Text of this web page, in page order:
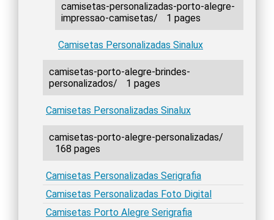
camisetas-personalizadas-porto-alegre-
impressao-camisetas/
1 pages
Camisetas Personalizadas Sinalux
camisetas-porto-alegre-brindes-
personalizados/
1 pages
Camisetas Personalizadas Sinalux
camisetas-porto-alegre-personalizadas/
168 pages
Camisetas Personalizadas Serigrafia
Camisetas Personalizadas Foto Digital
Camisetas Porto Alegre Serigrafia